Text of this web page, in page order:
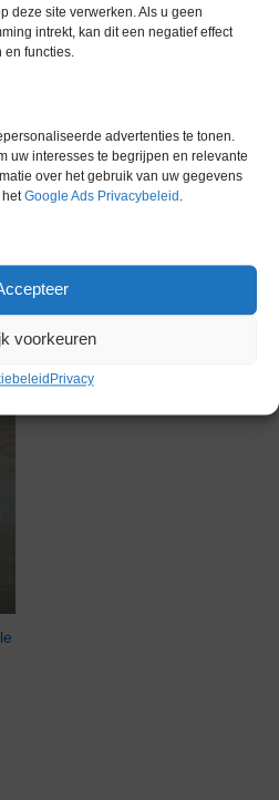
deze site verwerken. Als u geen
intrekt, kan dit een negatief effect
en functies.
advertenties te tonen.
uw interesses te begrijpen en relevante
over het gebruik van uw gegevens
hetGoogle Ads Privacybeleid .
voorkeuren
Privacy
producten